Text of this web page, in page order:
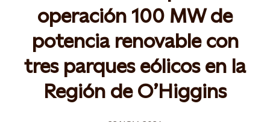
operación 100 MW de
potencia renovable con
tres parques eólicos en la
Región de O’Higgins